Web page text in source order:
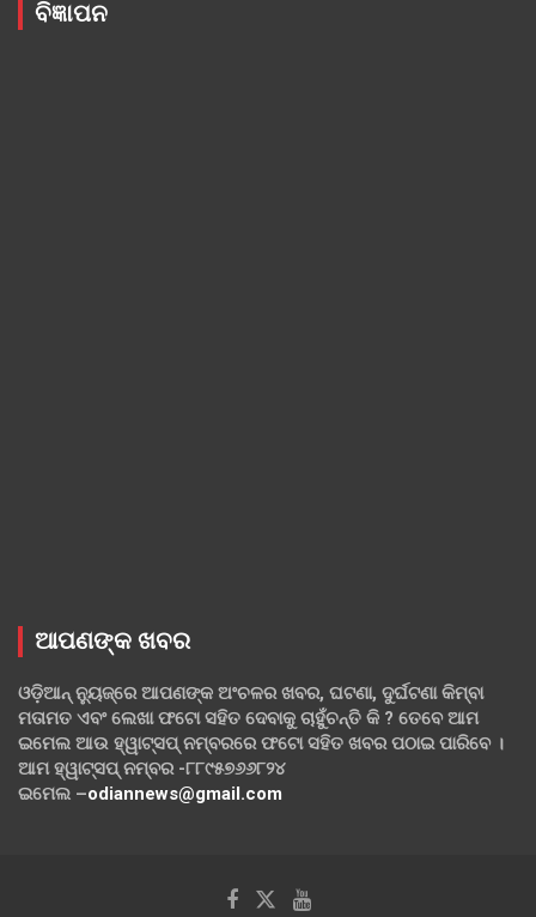
ବିଜ୍ଞାପନ
ଆପଣଙ୍କ ଖବର
ଓଡ଼ିଆନ୍ ନ୍ୟୁଜ୍‌ରେ ଆପଣଙ୍କ ଅଂଚଳର ଖବର, ଘଟଣା, ଦୁର୍ଘଟଣା କିମ୍ବା
ମତାମତ ଏବଂ ଲେଖା ଫଟୋ ସହିତ ଦେବାକୁ ଚାହୁଁଚନ୍ତି କି ? ତେବେ ଆମ
ଇମେଲ ଆଉ ହ୍ୱାଟ୍‌ସପ୍ ନମ୍ବରରେ ଫଟୋ ସହିତ ଖବର ପଠାଇ ପାରିବେ ।
ଆମ ହ୍ୱାଟ୍‌ସପ୍ ନମ୍ବର -୮୮୯୫୭୬୬୮୨୪
ଇମେଲ –odiannews@gmail.com